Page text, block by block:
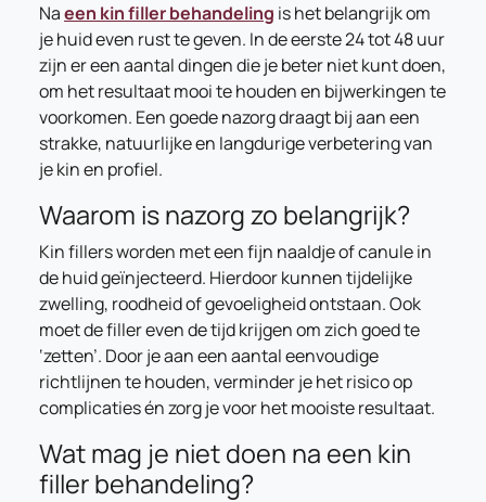
Naeen kin filler behandeling is het belangrijk om
je huid even rust te geven. In de eerste 24 tot 48 uur
zijn er een aantal dingen die je beter niet kunt doen,
om het resultaat mooi te houden en bijwerkingen te
voorkomen. Een goede nazorg draagt bij aan een
strakke, natuurlijke en langdurige verbetering van
je kin en profiel.
Waarom is nazorg zo belangrijk?
Kin fillers worden met een fijn naaldje of canule in
de huid geïnjecteerd. Hierdoor kunnen tijdelijke
zwelling, roodheid of gevoeligheid ontstaan. Ook
moet de filler even de tijd krijgen om zich goed te
‘zetten’. Door je aan een aantal eenvoudige
richtlijnen te houden, verminder je het risico op
complicaties én zorg je voor het mooiste resultaat.
Wat mag je niet doen na een kin
filler behandeling?